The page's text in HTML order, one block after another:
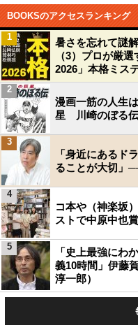
BOOKSのアクセスランキング
暑さを忘れて謎
（3）プロが厳
2026」本格ミス
1
漫画一筋の人生
星 川崎のぼる伝
2
「身近にあるド
ることが大切」
3
コ本や（神楽坂
ストで中原中也
4
「史上最強にわ
義10時間」伊藤
淳一郎）
5